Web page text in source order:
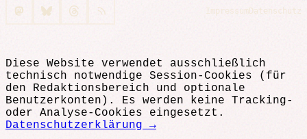
ImpressumDatenschutz
Diese Website verwendet ausschließlich
technisch notwendige Session-Cookies (für
den Redaktionsbereich und optionale
Benutzerkonten). Es werden keine Tracking-
oder Analyse-Cookies eingesetzt.
Datenschutzerklärung →